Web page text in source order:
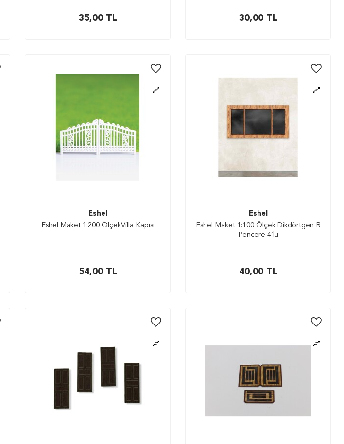
35,00TL 30,00TL
Eshel
Eshel Maket 1:200 ÖlçekVilla Kapısı
54,00TL
Eshel
Eshel Maket 1:100 Ölçek Dikdörtgen R
Pencere 4’lü
40,00TL